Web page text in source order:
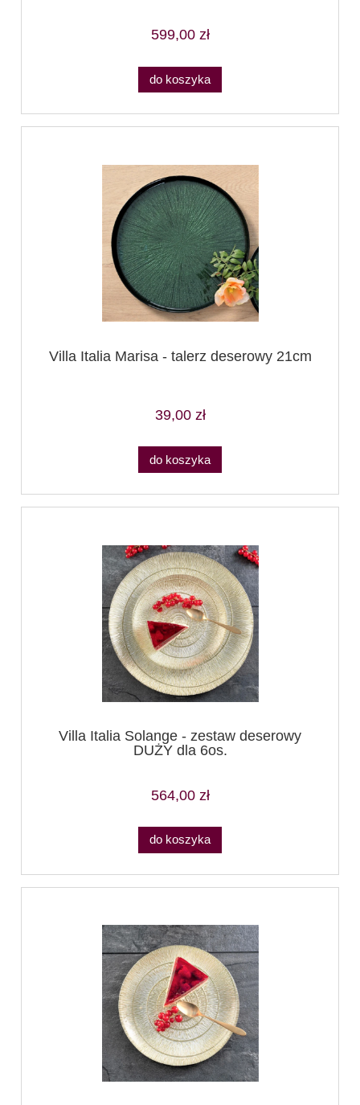
599,00 zł
do koszyka
Villa Italia Marisa - talerz deserowy 21cm
39,00 zł
do koszyka
Villa Italia Solange - zestaw deserowy
DUŻY dla 6os.
564,00 zł
do koszyka